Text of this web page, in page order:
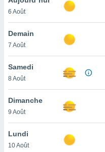
et
»,
au
vous
qu'ils
ou
le
6 Août
Demain
7 Août
Samedi
8 Août
Dimanche
9 Août
Lundi
10 Août